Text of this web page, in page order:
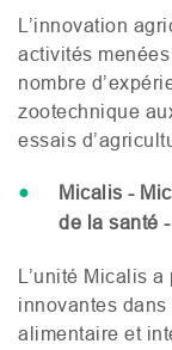
L’innovation
activités
nombre
zootechnique
essais
Micalis -
de la santé
L’unité Micalis
innovantes
alimentaire et